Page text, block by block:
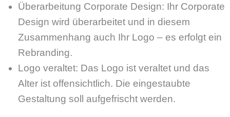
Überarbeitung Corporate Design: Ihr Corporate
Design wird überarbeitet und in diesem
Zusammenhang auch Ihr Logo – es erfolgt ein
Rebranding.
Logo veraltet: Das Logo ist veraltet und das
Alter ist offensichtlich. Die eingestaubte
Gestaltung soll aufgefrischt werden.